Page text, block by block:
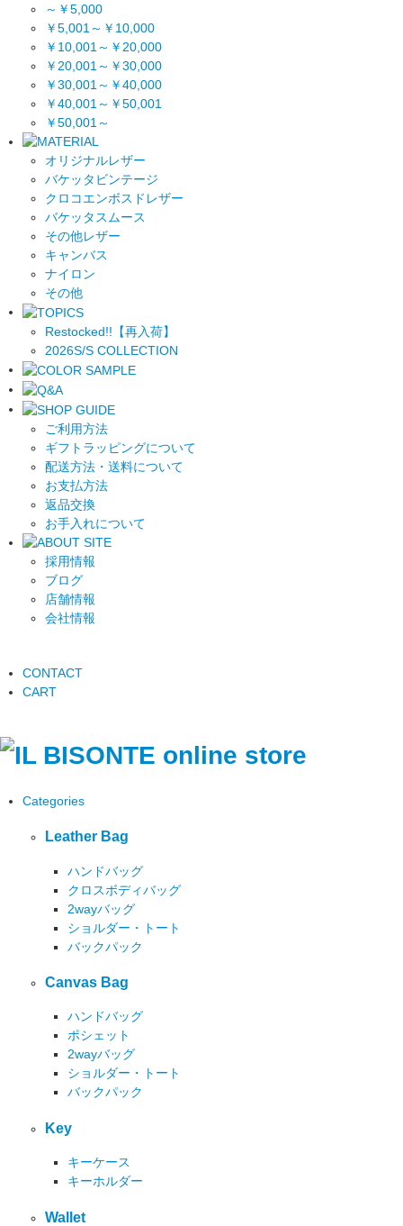
～￥5,000
￥5,001～￥10,000
￥10,001～￥20,000
￥20,001～￥30,000
￥30,001～￥40,000
￥40,001～￥50,001
￥50,001～
オリジナルレザー
バケッタビンテージ
クロコエンボスドレザー
バケッタスムース
その他レザー
キャンバス
ナイロン
その他
Restocked!!【再入荷】
2026S/S COLLECTION
ご利用方法
ギフトラッピングについて
配送方法・送料について
お支払方法
返品交換
お手入れについて
採用情報
ブログ
店舗情報
会社情報
CONTACT
CART
Categories
Leather Bag
ハンドバッグ
クロスボディバッグ
2wayバッグ
ショルダー・トート
バックパック
Canvas Bag
ハンドバッグ
ポシェット
2wayバッグ
ショルダー・トート
バックパック
Key
キーケース
キーホルダー
Wallet